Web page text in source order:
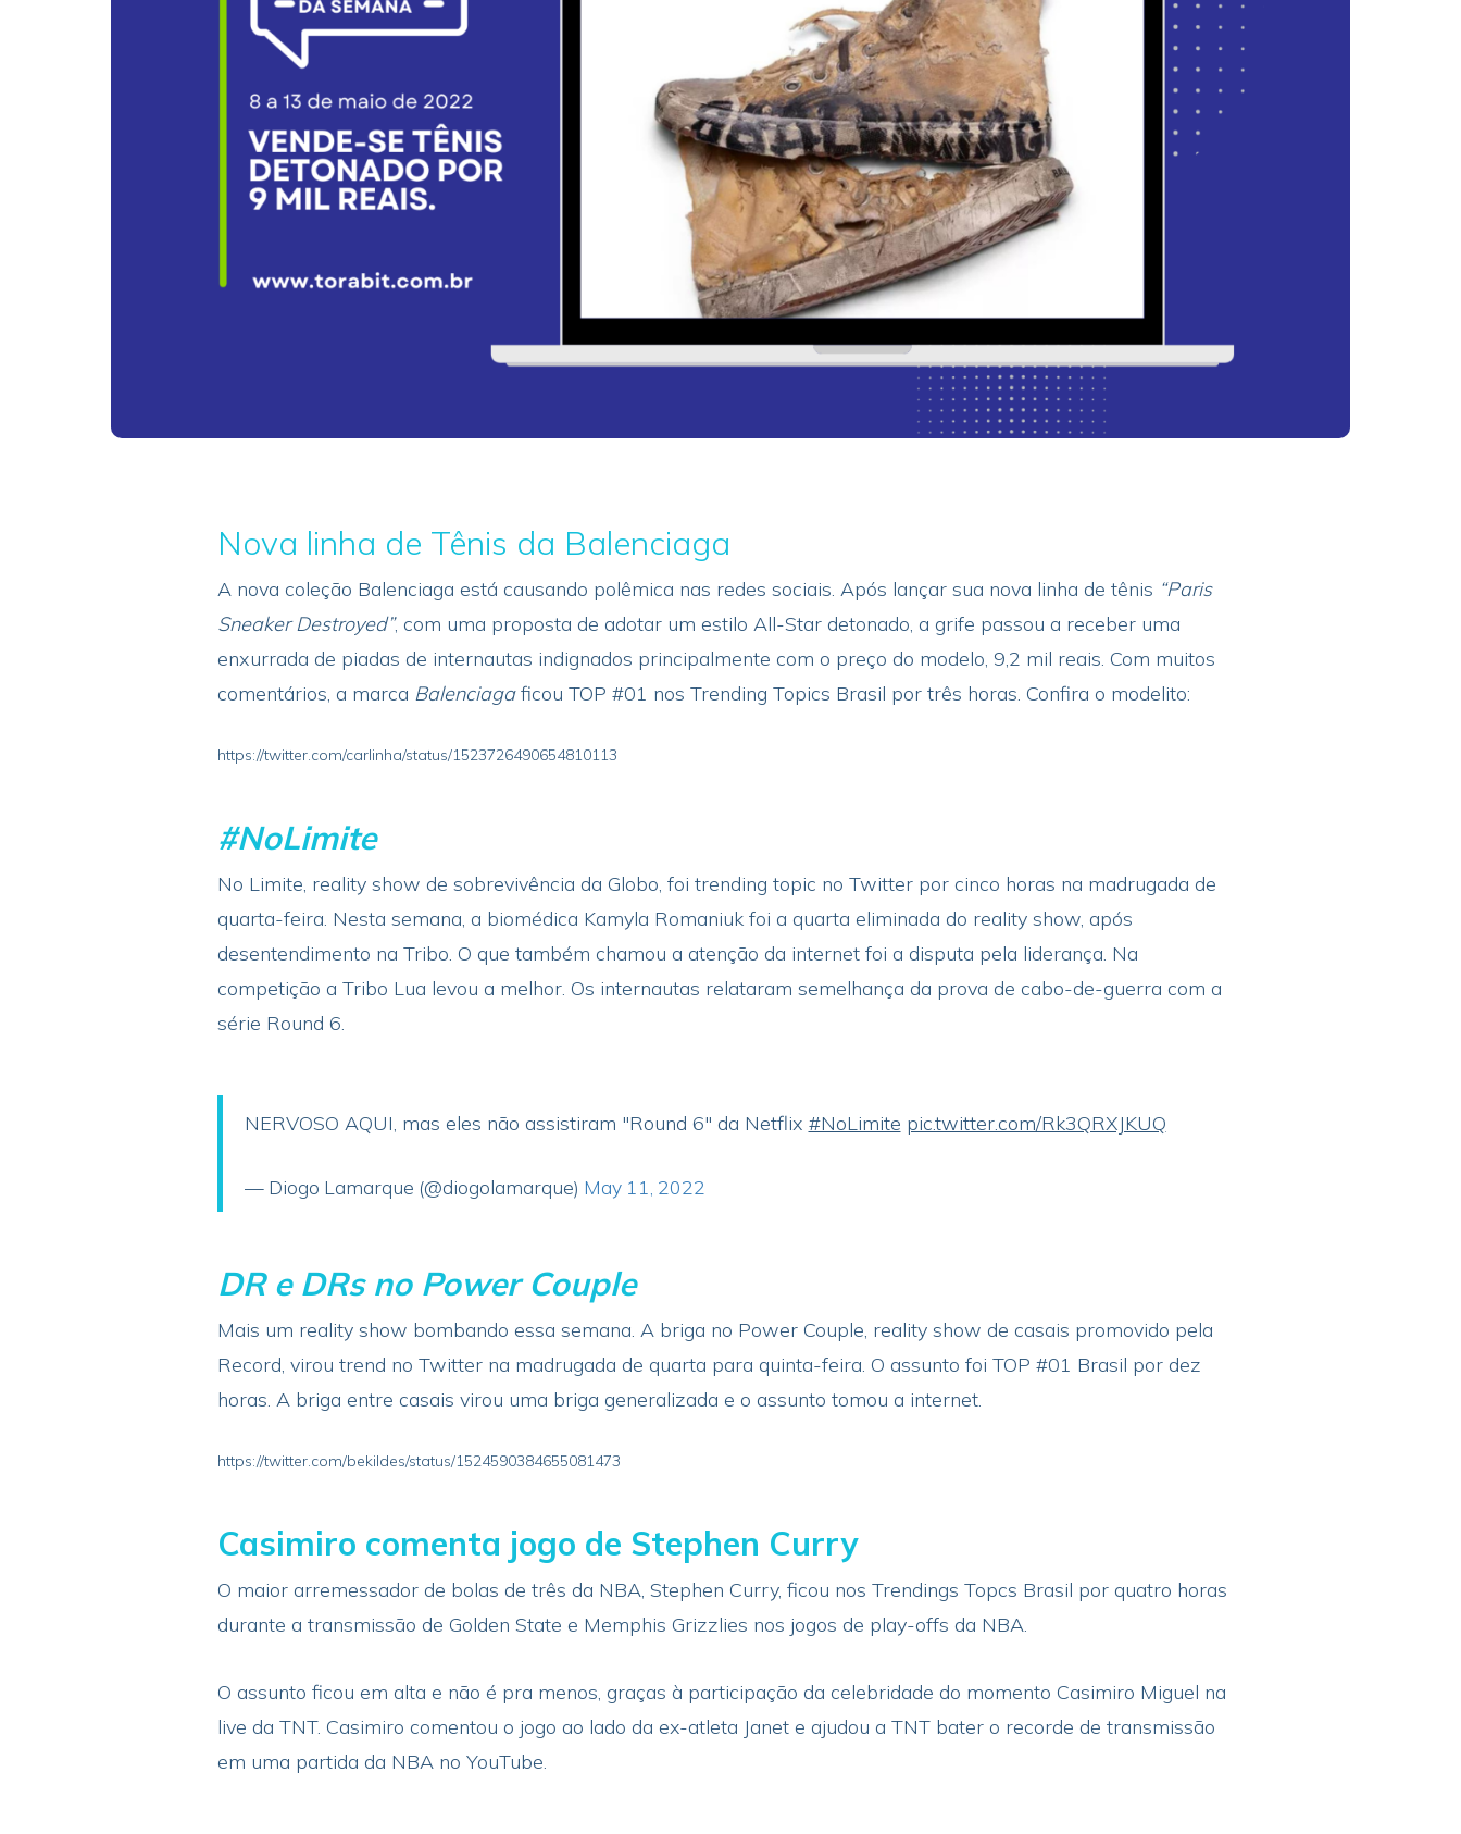
Nova linha de Tênis da Balenciaga
A nova coleção Balenciaga está causando polêmica nas redes sociais. Após lançar sua nova linha de tênis “Paris
Sneaker Destroyed”, com uma proposta de adotar um estilo All-Star detonado, a grife passou a receber uma
enxurrada de piadas de internautas indignados principalmente com o preço do modelo, 9,2 mil reais. Com muitos
comentários, a marca Balenciagaficou TOP #01 nos Trending Topics Brasil por três horas. Confira o modelito:
https://twitter.com/carlinha/status/1523726490654810113
#NoLimite
No Limite, reality show de sobrevivência da Globo, foi trending topic no Twitter por cinco horas na madrugada de
quarta-feira. Nesta semana, a biomédica Kamyla Romaniuk foi a quarta eliminada do reality show, após
desentendimento na Tribo. O que também chamou a atenção da internet foi a disputa pela liderança. Na
competição a Tribo Lua levou a melhor. Os internautas relataram semelhança da prova de cabo-de-guerra com a
série Round 6.
NERVOSO AQUI, mas eles não assistiram "Round 6" da Netflix #NoLimite pic.twitter.com/Rk3QRXJKUQ
— Diogo Lamarque (@diogolamarque) May 11, 2022
DR e DRs no Power Couple
Mais um reality show bombando essa semana. A briga no Power Couple, reality show de casais promovido pela
Record, virou trend no Twitter na madrugada de quarta para quinta-feira. O assunto foi TOP #01 Brasil por dez
horas. A briga entre casais virou uma briga generalizada e o assunto tomou a internet.
https://twitter.com/bekildes/status/1524590384655081473
Casimiro comenta jogo de Stephen Curry
O maior arremessador de bolas de três da NBA, Stephen Curry, ficou nos Trendings Topcs Brasil por quatro horas
durante a transmissão de Golden State e Memphis Grizzlies nos jogos de play-offs da NBA.
O assunto ficou em alta e não é pra menos, graças à participação da celebridade do momento Casimiro Miguel na
live da TNT. Casimiro comentou o jogo ao lado da ex-atleta Janet e ajudou a TNT bater o recorde de transmissão
em uma partida da NBA no YouTube.